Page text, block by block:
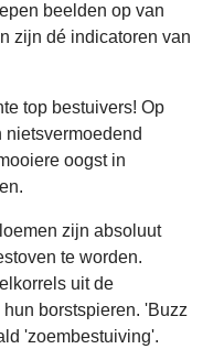
beelden op van
zijn dé indicatoren van
top bestuivers! Op
oogst in
zijn absoluut
te worden.
uit de
borstspieren. 'Buzz
'zoembestuiving'.